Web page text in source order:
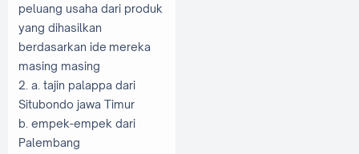
peluang usaha dari produk
yang dihasilkan
berdasarkan ide mereka
masing masing
2. a. tajin palappa dari
Situbondo jawa Timur
b. empek-empek dari
Palembang